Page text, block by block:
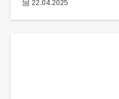
22.04.2025